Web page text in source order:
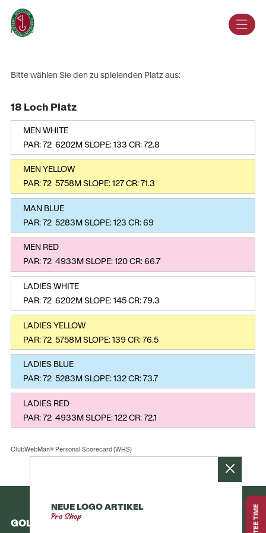
Home
Bitte wählen Sie den zu spielenden Platz aus:
18 Loch Platz
MEN WHITE
PAR: 72 6202M SLOPE: 133 CR: 72.8
MEN YELLOW
PAR: 72 5758M SLOPE: 127 CR: 71.3
MAN BLUE
PAR: 72 5283M SLOPE: 123 CR: 69
MEN RED
PAR: 72 4933M SLOPE: 120 CR: 66.7
LADIES WHITE
PAR: 72 6202M SLOPE: 145 CR: 79.3
LADIES YELLOW
PAR: 72 5758M SLOPE: 139 CR: 76.5
LADIES BLUE
PAR: 72 5283M SLOPE: 132 CR: 73.7
LADIES RED
PAR: 72 4933M SLOPE: 122 CR: 72.1
ClubWebMan® Personal Scorecard (WHS)
GOLFCLUB INTERLAKEN-UNTERSEEN
NEUE LOGO ARTIKEL
Pro Shop